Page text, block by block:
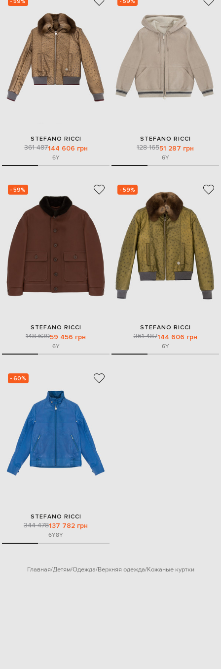
STEFANO RICCI
361 487144 606 грн
6Y
STEFANO RICCI
128 16551 287 грн
6Y
- 59%
STEFANO RICCI
148 63959 456 грн
6Y
- 59%
STEFANO RICCI
361 487144 606 грн
6Y
- 60%
STEFANO RICCI
344 478137 782 грн
6Y8Y
Главная Детям Одежда Верхняя одежда Кожаные куртки